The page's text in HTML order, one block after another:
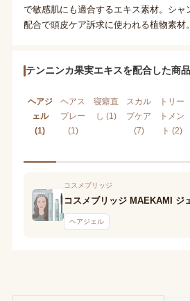
で敏感肌にも適合するエキス素材。シャ
配合で頭皮ケア訴求に使われる植物素材。
テンニンカ果実エキスを配合した商
ヘアジ
ェル
(1)
ヘアス
プレー
(1)
寝癖直
し (1)
スカル
プケア
(7)
トリー
トメン
ト (2)
コスメブリッジ
コスメブリッジ MAEKAMI ジ
ヘアジェル